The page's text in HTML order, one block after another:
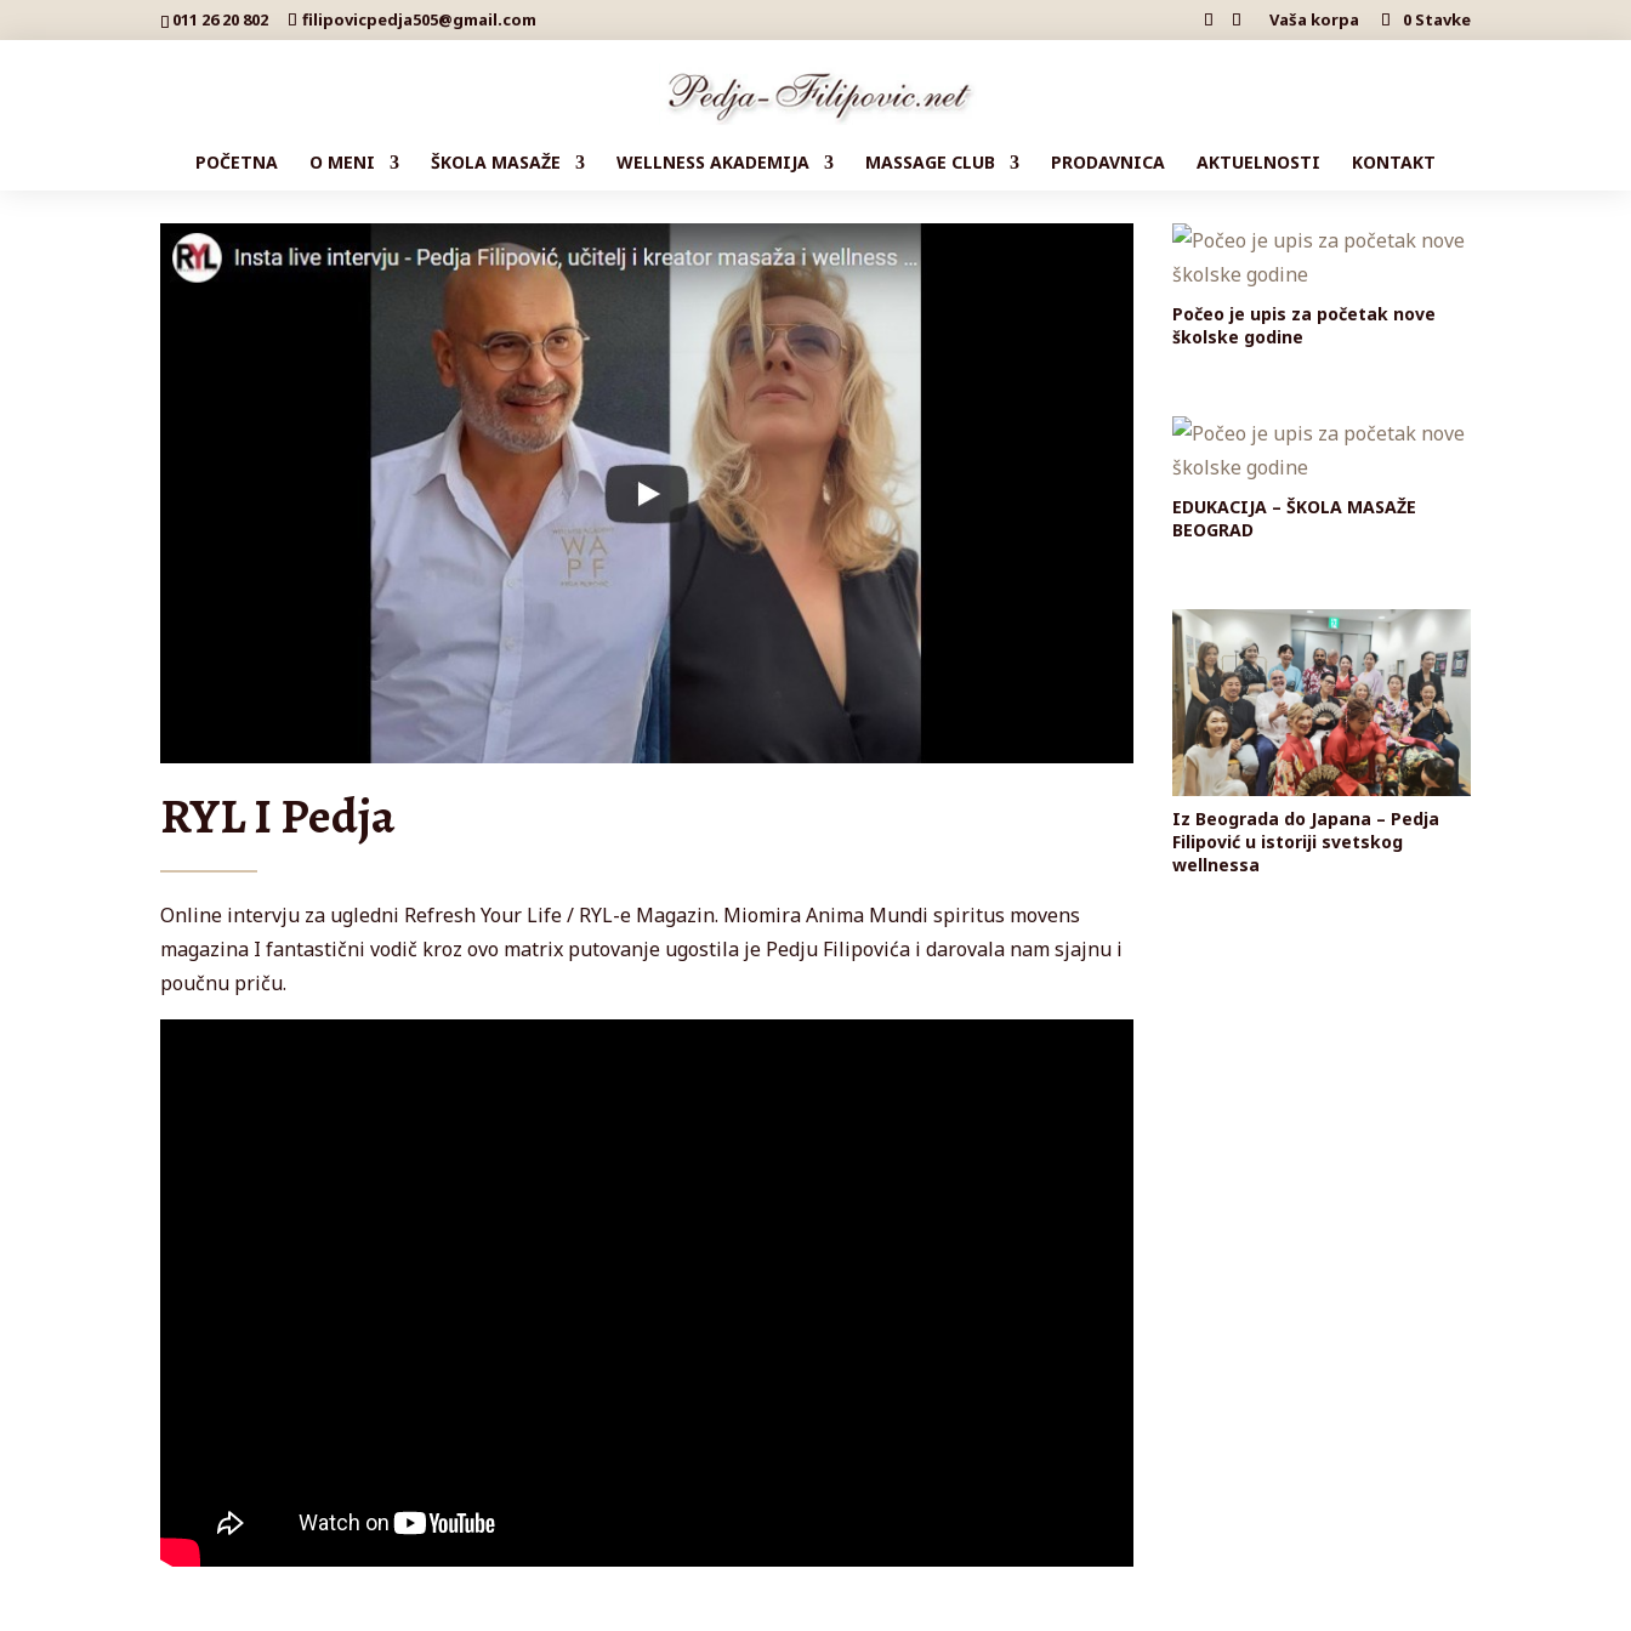
011 26 20 802 filipovicpedja505@gmail.com Vaša korpa 0 Stavke
POČETNA O MENI ŠKOLA MASAŽE WELLNESS AKADEMIJA MASSAGE CLUB PRODAVNICA AKTUELNOSTI KONTAKT
RYL I Pedja
Online intervju za ugledni Refresh Your Life / RYL-e Magazin. Miomira Anima Mundi spiritus movens
magazina I fantastični vodič kroz ovo matrix putovanje ugostila je Pedju Filipovića i darovala nam sjajnu i
poučnu priču.
Počeo je upis za početak nove
školske godine
EDUKACIJA – ŠKOLA MASAŽE
BEOGRAD
Iz Beograda do Japana – Pedja
Filipović u istoriji svetskog
wellnessa